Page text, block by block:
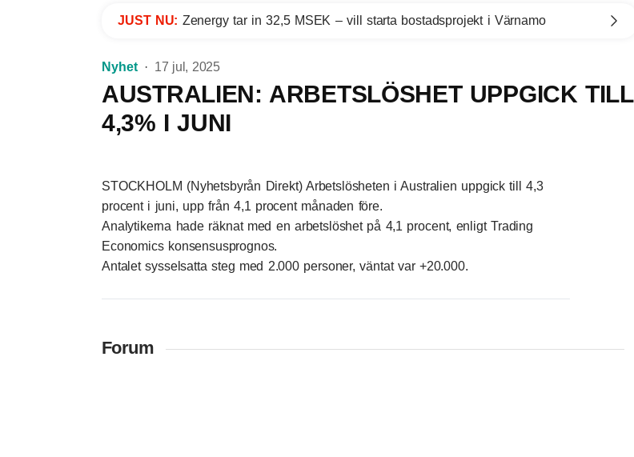
JUST NU: Zenergy tar in 32,5 MSEK – vill starta bostadsprojekt i Värnamo
Nyhet 17 jul, 2025
AUSTRALIEN: ARBETSLÖSHET UPPGICK TILL
4,3% I JUNI
STOCKHOLM (Nyhetsbyrån Direkt) Arbetslösheten i Australien uppgick till 4,3
procent i juni, upp från 4,1 procent månaden före.
Analytikerna hade räknat med en arbetslöshet på 4,1 procent, enligt Trading
Economics konsensusprognos.
Antalet sysselsatta steg med 2.000 personer, väntat var +20.000.
Forum